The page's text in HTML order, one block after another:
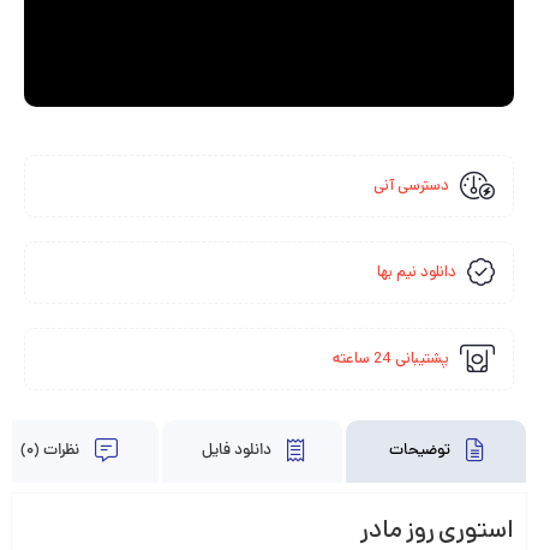
دسترسی آنی
دانلود نیم بها
پشتیبانی 24 ساعته
توضیحات دانلود فایل نظرات (0)
استوری روز مادر